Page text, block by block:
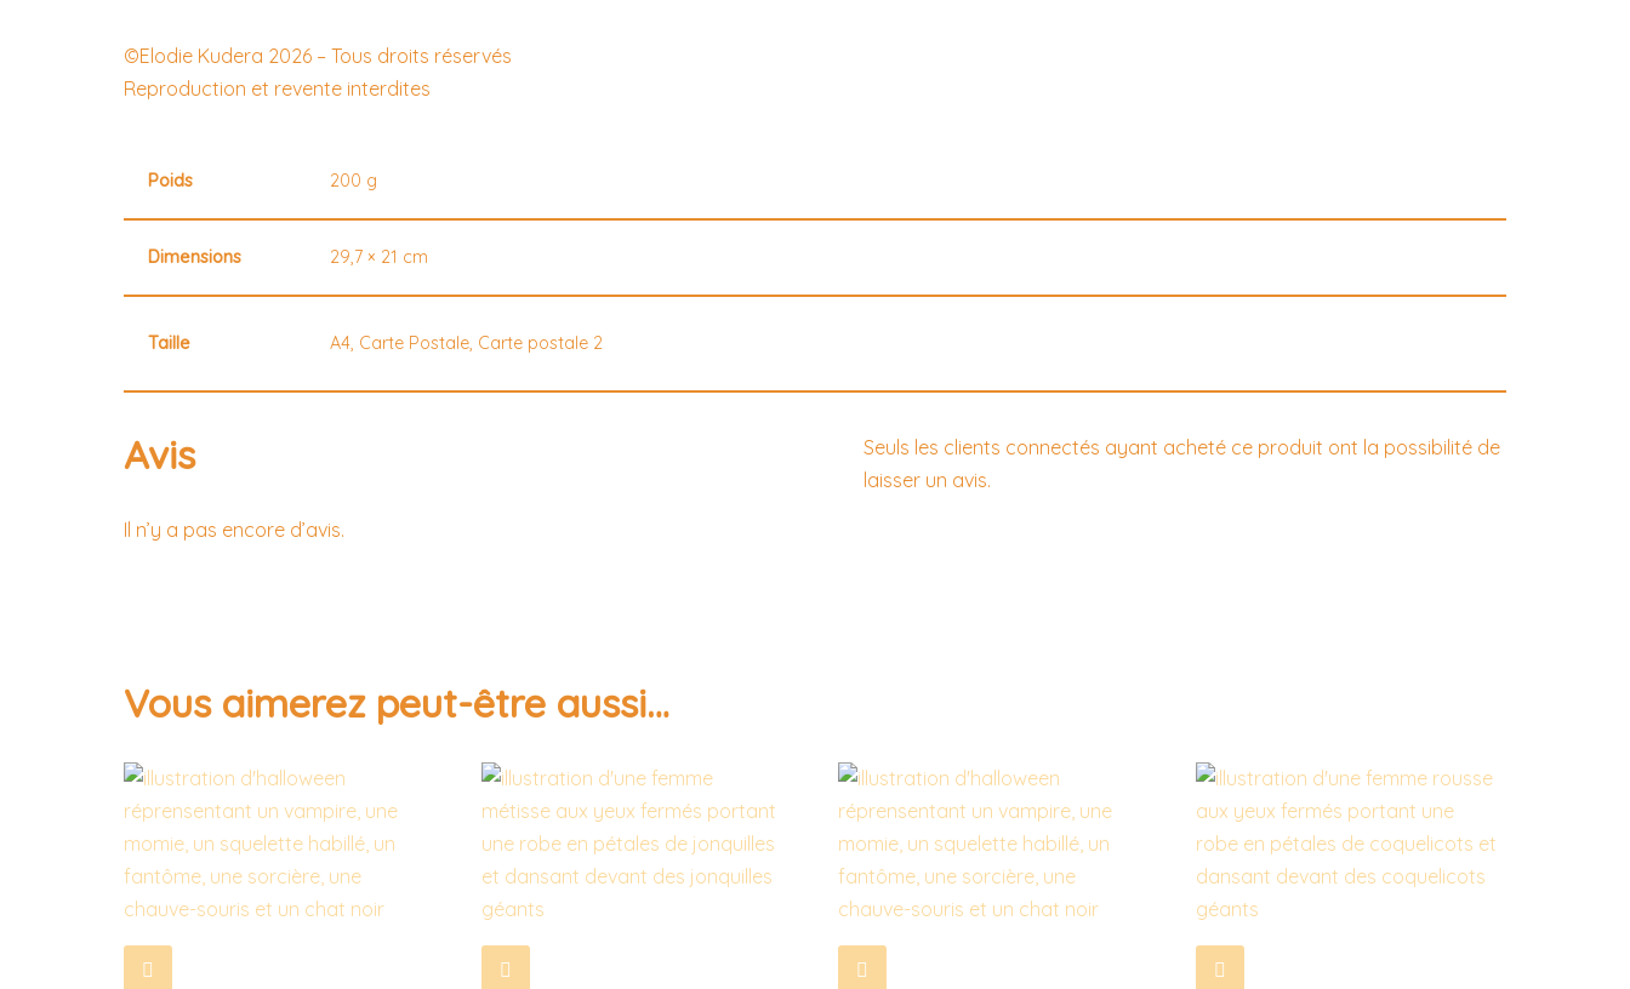
©Elodie Kudera 2026 – Tous droits réservés
Reproduction et revente interdites
Poids 200 g
Dimensions 29,7 × 21 cm
Taille A4, Carte Postale, Carte postale 2
Avis
Il n’y a pas encore d’avis.
Seuls les clients connectés ayant acheté ce produit ont la possibilité de
laisser un avis.
Vous aimerez peut-être aussi…